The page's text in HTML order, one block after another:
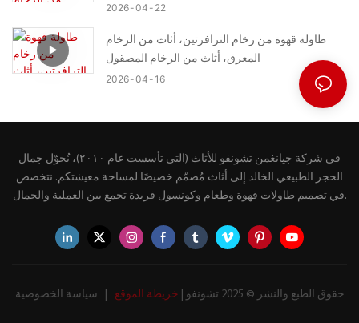
2026 04 22
طاولة قهوة من رخام الترافرتين، أثاث من الرخام
المعرق، أثاث من الرخام المصقول
2026 04 16
في شركة جيانغمن تشونفو للأثاث (التي تأسست عام ٢٠١٠)، نُحوّل جمال
الحجر الطبيعي الخالد إلى أثاث مُصمّم خصيصًا لمساحة معيشتكم. نتخصص
في تصميم طاولات قهوة وطعام وكونسول فريدة تجمع بين العملية والجمال.
حقوق الطبع والنشر © 2025 تشونفو | خريطة الموقع سياسة الخصوصية